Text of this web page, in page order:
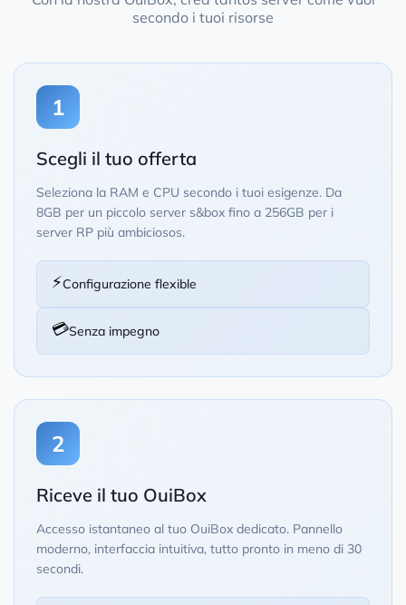
secondo i tuoi risorse
1
Scegli il tuo offerta
Seleziona la RAM e CPU secondo i tuoi esigenze. Da
8GB per un piccolo server s&box fino a 256GB per i
server RP più ambiciosos.
⚡Configurazione flexible
💳Senza impegno
2
Riceve il tuo OuiBox
Accesso istantaneo al tuo OuiBox dedicato. Pannello
moderno, interfaccia intuitiva, tutto pronto in meno di 30
secondi.